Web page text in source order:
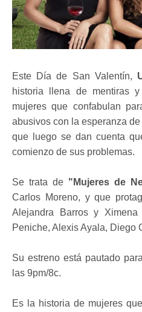
Este Día de San Valentín,
historia llena de mentiras
mujeres que confabulan
abusivos con la esperanza
que luego se dan cuenta
comienzo de sus problemas.
Se trata de "Mujeres de
Carlos Moreno, y que
Alejandra Barros y
Peniche, Alexis Ayala, Diego
Su estreno está pautado
las 9pm/8c.
Es la historia de mujeres